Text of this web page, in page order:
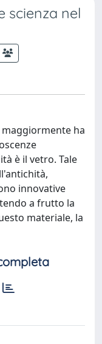
scienza nel
ha
è il vetro. Tale
innovative
a frutto la
materiale, la